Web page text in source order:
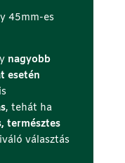
45mm-es
nagyobb
esetén
, tehát ha
természtes
választás